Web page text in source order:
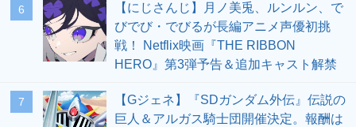
6
【にじさんじ】月ノ美兎、ルンルン、で
びでび・でびるが長編アニメ声優初挑
戦！ Netflix映画『THE RIBBON
HERO』第3弾予告＆追加キャスト解禁
7
【Gジェネ】『SDガンダム外伝』伝説の
巨人＆アルガス騎士団開催決定。報酬は